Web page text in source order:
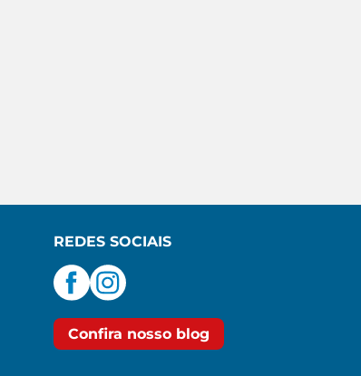
REDES SOCIAIS
Confira nosso blog